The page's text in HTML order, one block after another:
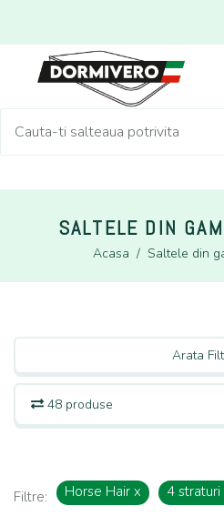
SALTELE DIN
Acasa / Saltele din
Arata
48 produse
Filtre: Horse Hair x 4 straturi